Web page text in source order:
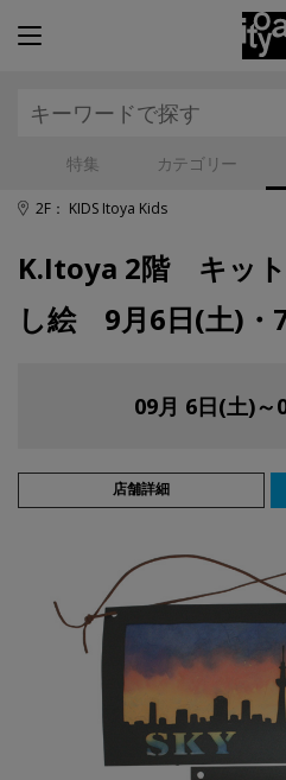
特集 カテゴリー
2F： KIDS Itoya Kids
K.Itoya 2階 キッ
し絵 9月6日(土)・
09月 6日(土)～
店舗詳細